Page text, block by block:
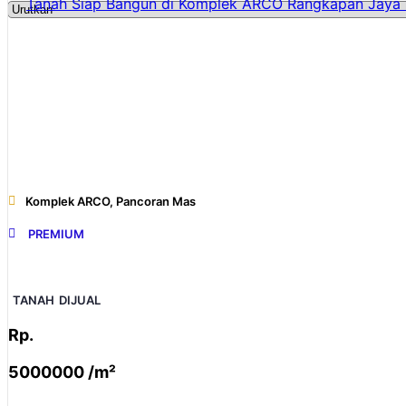
Komplek ARCO, Pancoran Mas
PREMIUM
TANAH DIJUAL
Rp.
5000000 /m²